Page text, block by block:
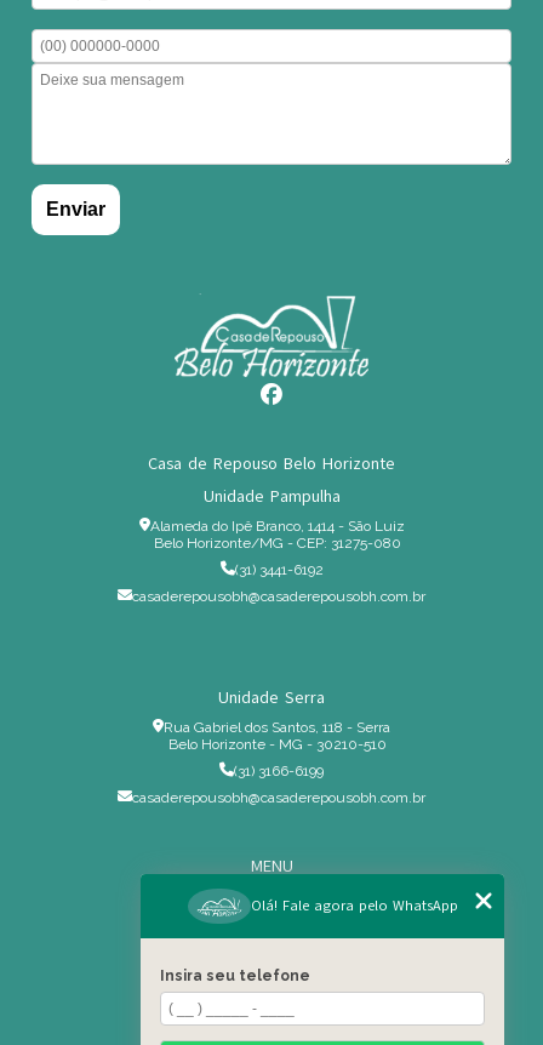
Casa de Repouso Belo Horizonte
Unidade Pampulha
Alameda do Ipê Branco, 1414 - São Luiz
Belo Horizonte/MG - CEP: 31275-080
(31) 3441-6192
casaderepousobh@casaderepousobh.com.br
Unidade Serra
Rua Gabriel dos Santos, 118 - Serra
Belo Horizonte - MG - 30210-510
(31) 3166-6199
casaderepousobh@casaderepousobh.com.br
MENU
Home
Institucional
Serviços Especiais
Blog
Olá! Fale agora pelo WhatsApp
Insira seu telefone